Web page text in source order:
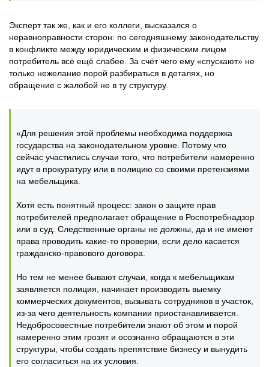
Эксперт так же, как и его коллеги, высказался о
неравноправности сторон: по сегодняшнему законодательству
в конфликте между юридическим и физическим лицом
потребитель всё ещё слабее. За счёт чего ему «спускают» не
только нежелание порой разбираться в деталях, но
обращение с жалобой не в ту структуру.
«Для решения этой проблемы необходима поддержка
государства на законодательном уровне. Потому что
сейчас участились случаи того, что потребители намеренно
идут в прокуратуру или в полицию со своими претензиями
на мебельщика.
Хотя есть понятный процесс: закон о защите прав
потребителей предполагает обращение в Роспотребнадзор
или в суд. Следственные органы не должны, да и не имеют
права проводить какие-то проверки, если дело касается
гражданско-правового договора.
Но тем не менее бывают случаи, когда к мебельщикам
заявляется полиция, начинает производить выемку
коммерческих документов, вызывать сотрудников в участок,
из-за чего деятельность компании приостанавливается.
Недобросовестные потребители знают об этом и порой
намеренно этим грозят и осознанно обращаются в эти
структуры, чтобы создать препятствие бизнесу и вынудить
его согласиться на их условия.